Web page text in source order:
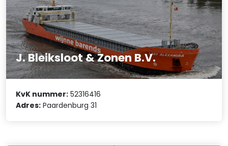
J. Bleiksloot & Zonen B.V.
KvK nummer: 52316416
Adres: Paardenburg 31